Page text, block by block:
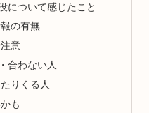
について感じたこと
の有無
意
合わない人
りくる人
も